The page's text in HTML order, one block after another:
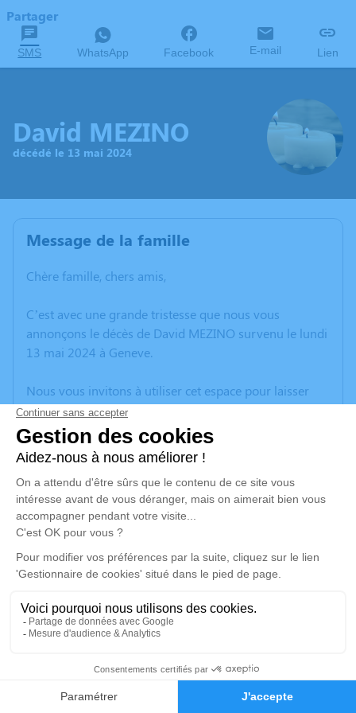
Faire-part Hommages
Partager
SMS WhatsApp Facebook E-mail Lien
David MEZINO
décédé le 13 mai 2024
Message de la famille
Chère famille, chers amis,
C’est avec une grande tristesse que nous vous
annonçons le décès de David MEZINO survenu le lundi
13 mai 2024 à Geneve.
Nous vous invitons à utiliser cet espace pour laisser
vos condoléances, partager des photos souvenirs, une
anecdote ou exprimer vos pensées à travers des
poèmes ou des textes. Cet endroit est un lieu
d'expression dédié à honorer la mémoire de David
MEZINO.
Un service de plantation d’arbre hommage est
disponible ici.
Je rends hommage
Cérémonie
CENTRE FUNERAIRE BOUDRIER 31 Rue Lavoisier
38300 Bourgoin Jallieu